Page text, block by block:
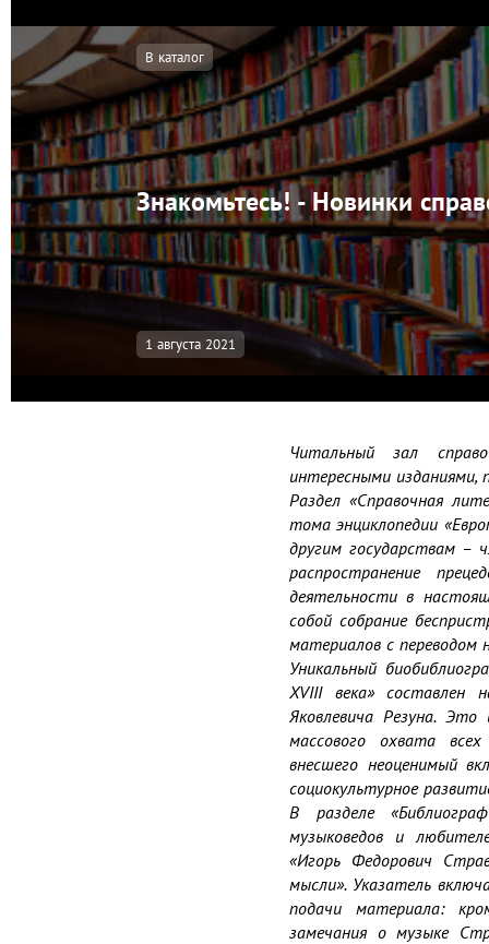
В каталог
Знакомьтесь! - Новинки
1 августа 2021
Читальный зал
интересными
Раздел «Справочная
тома энциклопедии
другим государствам –
распространение
деятельности в
собой собрание
материалов с переводом
Уникальный
XVIII века» составлен
Яковлевича Резуна.
массового охвата всех
внесшего неоценимый
социокультурное
В разделе
музыковедов и
«Игорь Федорович
мысли». Указатель
подачи материала:
замечания о музыке